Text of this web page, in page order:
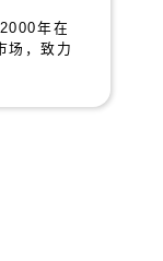
年在
场，致力